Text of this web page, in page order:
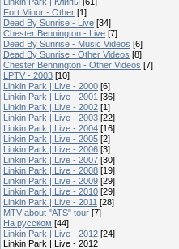
Fort Minor - Other [1]
Dead By Sunrise - Live [34]
Chester Bennington - Live [7]
Dead By Sunrise - Music Videos [6]
Dead By Sunrise - Other Videos [8]
Chester Bennington - Other Videos [7]
LPTV - 2003 [10]
Linkin Park | Live - 2000 [6]
Linkin Park | Live - 2001 [36]
Linkin Park | Live - 2002 [1]
Linkin Park | Live - 2003 [22]
Linkin Park | Live - 2004 [16]
Linkin Park | Live - 2005 [2]
Linkin Park | Live - 2006 [3]
Linkin Park | Live - 2007 [30]
Linkin Park | Live - 2008 [19]
Linkin Park | Live - 2009 [29]
Linkin Park | Live - 2010 [29]
Linkin Park | Live - 2011 [28]
MTV about "ATS" tour [7]
На русском [44]
Linkin Park | Live - 2012 [24]
Linkin Park | Live - 2012